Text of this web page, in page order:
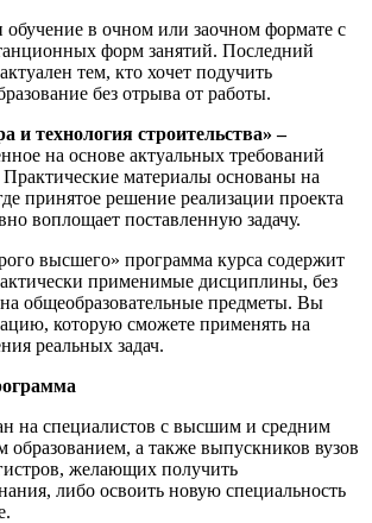
в очном или заочном формате с
форм занятий. Последний
тем, кто хочет подучить
без отрыва от работы.
и технология строительства» –
на основе актуальных требований
материалы основаны на
принятое решение реализации проекта
воплощает поставленную задачу.
высшего» программа курса содержит
применимые дисциплины, без
общеобразовательные предметы. Вы
которую сможете применять на
реальных задач.
на специалистов с высшим и средним
образованием, а также выпускников вузов
желающих получить
либо освоить новую специальность